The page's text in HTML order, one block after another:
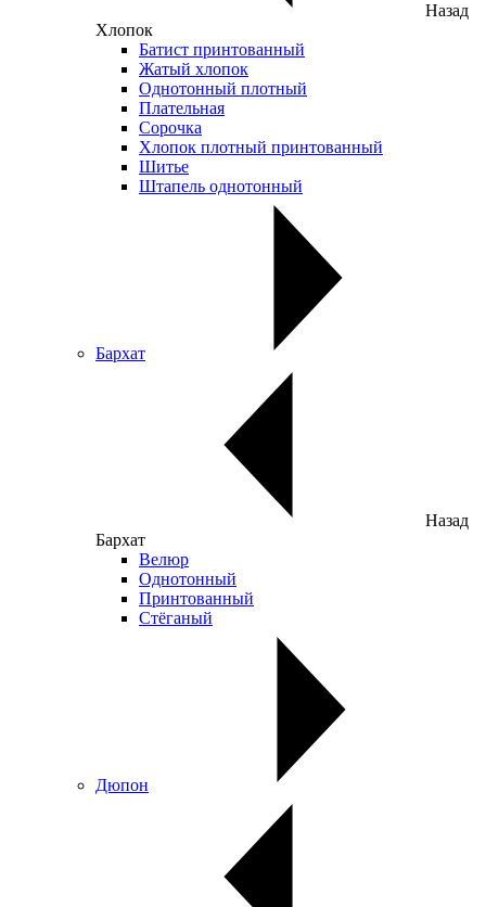
Назад
Хлопок
Батист принтованный
Жатый хлопок
Однотонный плотный
Плательная
Сорочка
Хлопок плотный принтованный
Шитье
Штапель однотонный
Бархат
Назад
Бархат
Велюр
Однотонный
Принтованный
Стёганый
Дюпон